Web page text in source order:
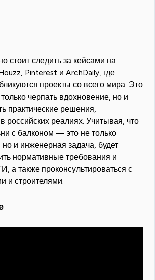
стоит следить за кейсами на
Pinterest и ArchDaily, где
проекты со всего мира. Это
черпать вдохновение, но и
практические решения,
российских реалиях. Учитывая, что
с балконом — это не только
но и инженерная задача, будет
нормативные требования и
а также проконсультироваться с
и строителями.